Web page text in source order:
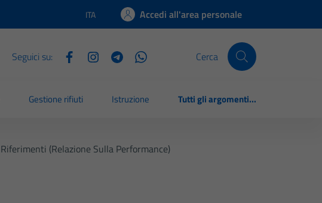
Lingua attiva:
ITA Accedi all'area personale
Seguici su: Cerca
Gestione rifiuti Istruzione Tutti gli argomenti...
Riferimenti (Relazione Sulla Performance)